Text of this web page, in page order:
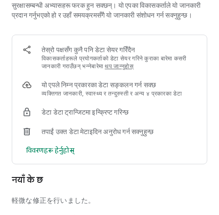
सुरक्षासम्बन्धी अभ्यासहरू फरक हुन सक्छन्। यो एपका विकासकर्ताले यो जानकारी
प्रदान गर्नुभएको हो र उहाँ समयक्रमसँगै यो जानकारी संशोधन गर्न सक्नुहुन्छ।
तेस्रो पक्षसँग कुनै पनि डेटा सेयर गरिँदैन
विकासकर्ताहरूले प्रयोगकर्ताको डेटा सेयर गरिने कुराका बारेमा कसरी
जानकारी गराउँछन् भन्नेबारेमाथप जान्नुहोस्
यो एपले निम्न प्रकारका डेटा सङ्कलन गर्न सक्छ
व्यक्तिगत जानकारी, स्वास्थ्य र तन्दुरुस्ती र अन्य ४ प्रकारका डेटा
डेटा डेटा ट्रान्जिटमा इन्क्रिप्ट गरिन्छ
तपाईं उक्त डेटा मेटाइदिन अनुरोध गर्न सक्नुहुन्छ
विवरणहरू हेर्नुहोस्
नयाँ के छ
軽微な修正を行いました。